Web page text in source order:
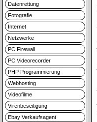
Datenrettung
Fotografie
Internet
Netzwerke
PC Firewall
PC Videorecorder
PHP Programmierung
Webhosting
Videofilme
Virenbeseitigung
Ebay Verkaufsagent